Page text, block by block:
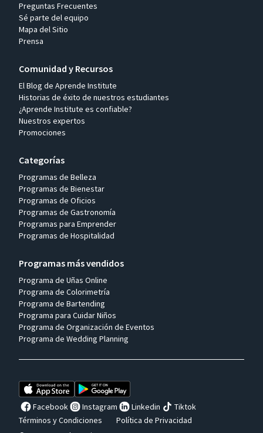
Preguntas Frecuentes
Sé parte del equipo
Mapa del Sitio
Prensa
Comunidad y Recursos
El Blog de Aprende Institute
Historias de éxito de nuestros estudiantes
¿Aprende Institute es confiable?
Nuestros expertos
Promociones
Categorías
Programas de Belleza
Programas de Bienestar
Programas de Oficios
Programas de Gastronomía
Programas para Emprender
Programas de Hospitalidad
Programas más vendidos
Programa de Uñas Online
Programa de Colorimetría
Programa de Bartending
Programa para Cuidar Niños
Programa de Organización de Eventos
Programa de Wedding Planning
Facebook Instagram Linkedin
Tiktok
Términos y Condiciones
Política de Privacidad